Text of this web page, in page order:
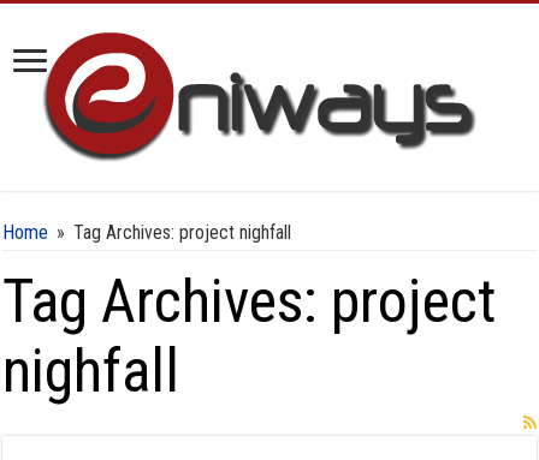
Home » Tag Archives: project nighfall
Tag Archives: project
nighfall